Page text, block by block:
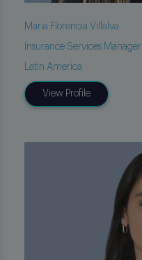
Maria Florencia Villalva
Insurance Services Manager
Latin America
View Profile